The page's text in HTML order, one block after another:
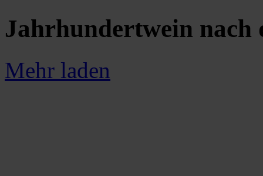
Jahrhundertwein nach
Mehr laden